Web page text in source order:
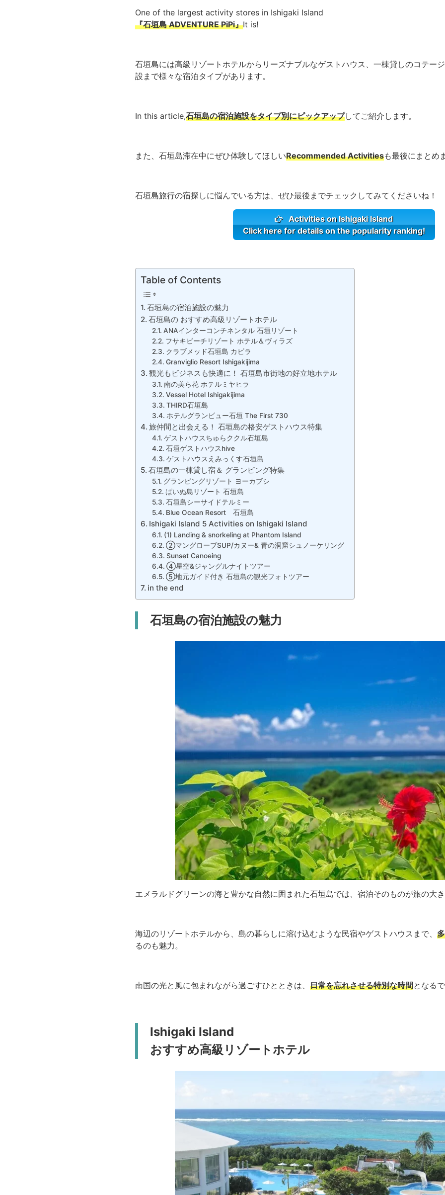
One of the largest activity stores in Ishigaki Island
『石垣島 ADVENTURE PiPi』It is!
石垣島には高級リゾートホテルからリーズナブルなゲストハウス、一棟貸しのコテー
設まで様々な宿泊タイプがあります。
In this article,石垣島の宿泊施設をタイプ別にピックアップしてご紹介します。
また、石垣島滞在中にぜひ体験してほしいRecommended Activitiesも最後にまとめ
石垣島旅行の宿探しに悩んでいる方は、ぜひ最後までチェックしてみてくださいね！
Activities on Ishigaki Island
Click here for details on the popularity ranking!
Table of Contents
石垣島の宿泊施設の魅力
石垣島の おすすめ高級リゾートホテル
ANAインターコンチネンタル 石垣リゾート
フサキビーチリゾート ホテル＆ヴィラズ
クラブメッド石垣島 カビラ
Granviglio Resort Ishigakijima
観光もビジネスも快適に！ 石垣島市街地の好立地ホテル
南の美ら花 ホテルミヤヒラ
Vessel Hotel Ishigakijima
THIRD石垣島
ホテルグランビュー石垣 The First 730
旅仲間と出会える！ 石垣島の格安ゲストハウス特集
ゲストハウスちゅらククル石垣島
石垣ゲストハウスhive
ゲストハウスえみっくす石垣島
石垣島の一棟貸し宿＆ グランピング特集
グランピングリゾート ヨーカブシ
ぱいぬ島リゾート 石垣島
石垣島シーサイドテルミー
Blue Ocean Resort 石垣島
Ishigaki Island 5 Activities on Ishigaki Island
(1) Landing & snorkeling at Phantom Island
②マングローブSUP/カヌー& 青の洞窟シュノーケリング
Sunset Canoeing
④星空&ジャングルナイトツアー
⑤地元ガイド付き 石垣島の観光フォトツアー
in the end
石垣島の宿泊施設の魅力
エメラルドグリーンの海と豊かな自然に囲まれた石垣島では、宿泊そのものが旅の大
海辺のリゾートホテルから、島の暮らしに溶け込むような民宿やゲストハウスまで、
るのも魅力。
南国の光と風に包まれながら過ごすひとときは、 日常を忘れさせる特別な時間となる
Ishigaki Island
おすすめ高級リゾートホテル